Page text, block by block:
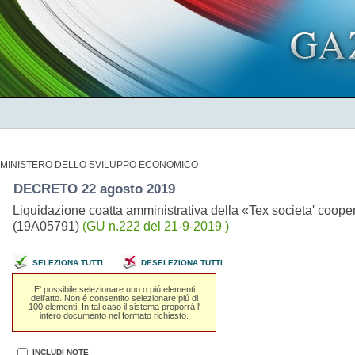
MINISTERO DELLO SVILUPPO ECONOMICO
DECRETO 22 agosto 2019
Liquidazione coatta amministrativa della «Tex societa'
(19A05791) (GU n.222 del 21-9-2019 )
SELEZIONA TUTTI DESELEZIONA TUTTI
E' possibile selezionare uno o piú elementi
dell'atto. Non é consentito selezionare piú di
100 elementi. In tal caso il sistema proporrá l'
intero documento nel formato richiesto.
INCLUDI NOTE